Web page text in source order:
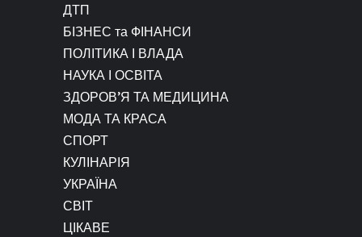
ДТП
БІЗНЕС та ФІНАНСИ
ПОЛІТИКА І ВЛАДА
НАУКА І ОСВІТА
ЗДОРОВ’Я ТА МЕДИЦИНА
МОДА ТА КРАСА
СПОРТ
КУЛІНАРІЯ
УКРАЇНА
СВІТ
ЦІКАВЕ